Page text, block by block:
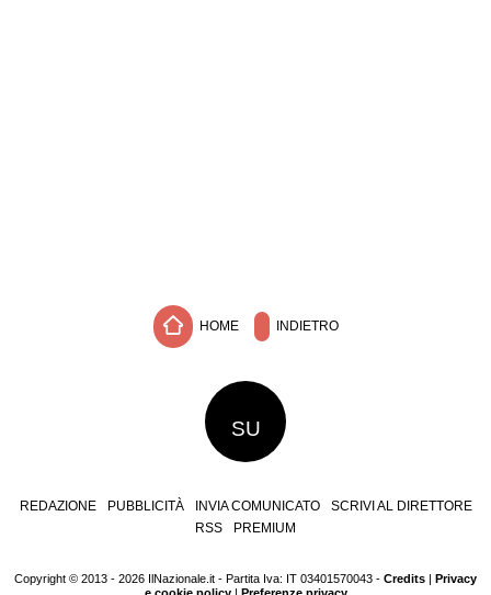
HOME INDIETRO
SU
REDAZIONE PUBBLICITÀ INVIA COMUNICATO
SCRIVI AL DIRETTORE
RSS
PREMIUM
Copyright © 2013 - 2026 IlNazionale.it - Partita Iva: IT 03401570043 - Credits
Privacy